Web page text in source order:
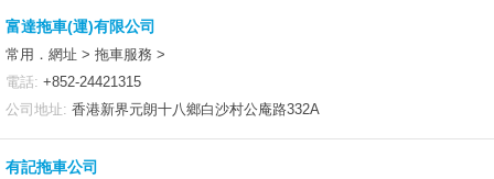
富達拖車(運)有限公司
常用．網址 > 拖車服務 >
電話: +852-24421315
公司地址: 香港新界元朗十八鄉白沙村公庵路332A
有記拖車公司